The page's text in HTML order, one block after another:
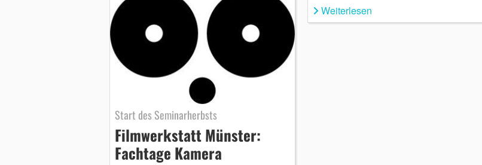
Start des Seminarherbsts
Filmwerkstatt Münster:
Fachtage Kamera
Weiterlesen